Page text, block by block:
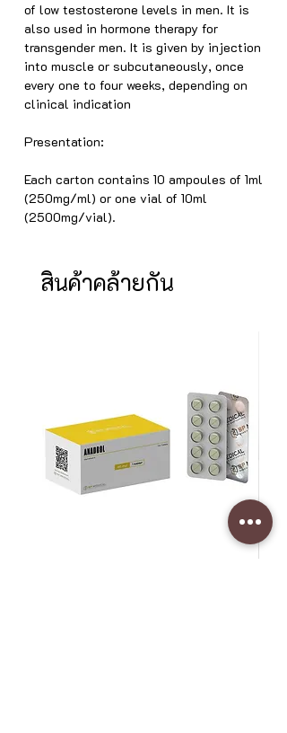
of low testosterone levels in men. It is
also used in hormone therapy for
transgender men. It is given by injection
into muscle or subcutaneously, once
every one to four weeks, depending on
clinical indication
Presentation:
Each carton contains 10 ampoules of 1ml
(250mg/ml) or one vial of 10ml
(2500mg/vial).
สินค้าคล้ายกัน